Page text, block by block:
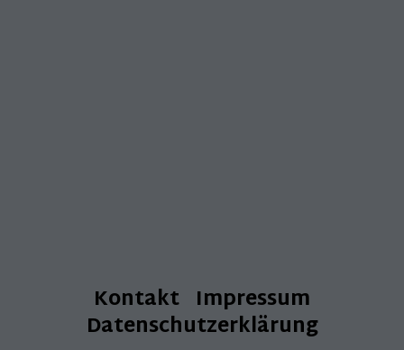
Kontakt Impressum
Datenschutzerklärung